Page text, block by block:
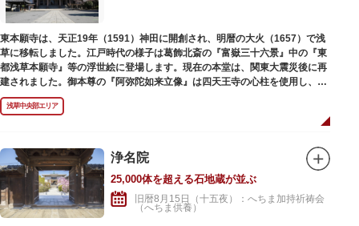
東本願寺は、天正19年（1591）神田に開創され、明暦の大火（1657）で浅
草に移転しました。江戸時代の様子は葛飾北斎の『富嶽三十六景』中の『東
都浅草本願寺』等の浮世絵に登場します。現在の本堂は、関東大震災後に再
建されました。御本尊の『阿弥陀如来立像』は四天王寺の心柱を使用し、嘉
禄2年（1226）頃の作と伝わっています。また、梵鐘は寛永7年（1630）以
後のものと推定され、都内に現存する梵鐘の中では有数の風格を誇り、毎年
浅草中央部エリア
浄名院
25,000体を超える石地蔵が並ぶ
旧暦8月15日（十五夜）：へちま加持祈祷会
（へちま供養）